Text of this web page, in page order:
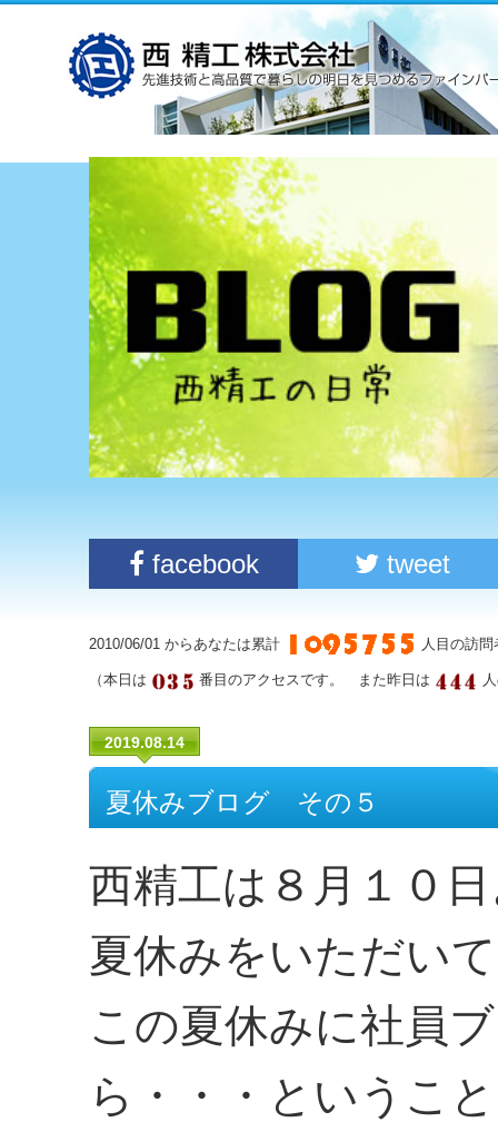
facebook tweet
2010/06/01 からあなたは累計 人目の訪
（本日は 番目のアクセスです。 また昨日は
2019.08.14
夏休みブログ その５
西精工は８月１０
夏休みをいただい
この夏休みに社員
ら・・・というこ